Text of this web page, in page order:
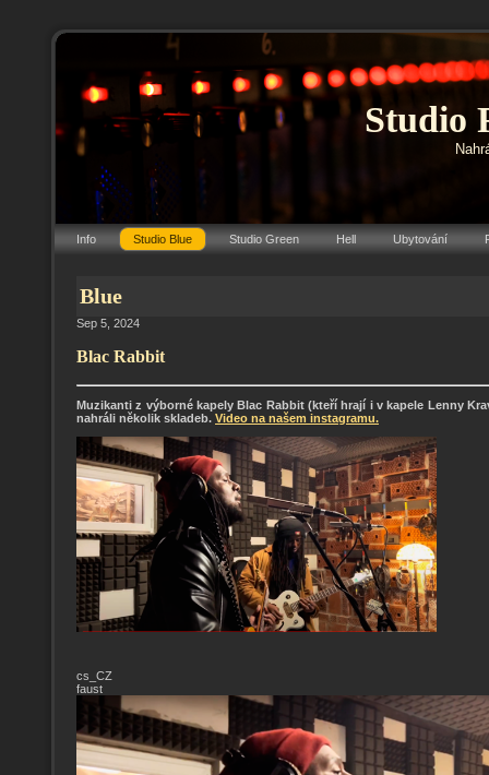
Studio
Info Studio Blue Studio Green Hell Ubytování
Blue
Sep 5, 2024
Blac Rabbit
Muzikanti z výborné kapely Blac Rabbit (kteří hrají i v kapele Lenny
nahráli několik skladeb. Video na našem instagramu.
cs_CZ
faust